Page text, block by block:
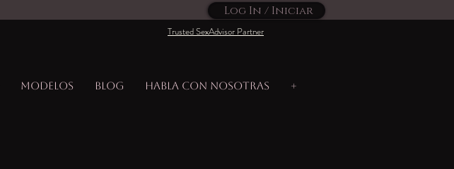
Log In / Iniciar
Trusted SexAdvisor Partner
Modelos Blog Habla con nosotras +